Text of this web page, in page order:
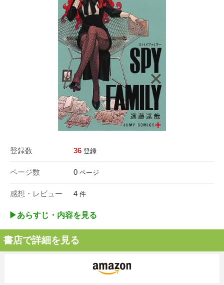
登録数 36 登録
ページ数 0 ページ
感想・レビュー 4 件
▶︎あらすじ・内容を見る
書店で詳細を見る